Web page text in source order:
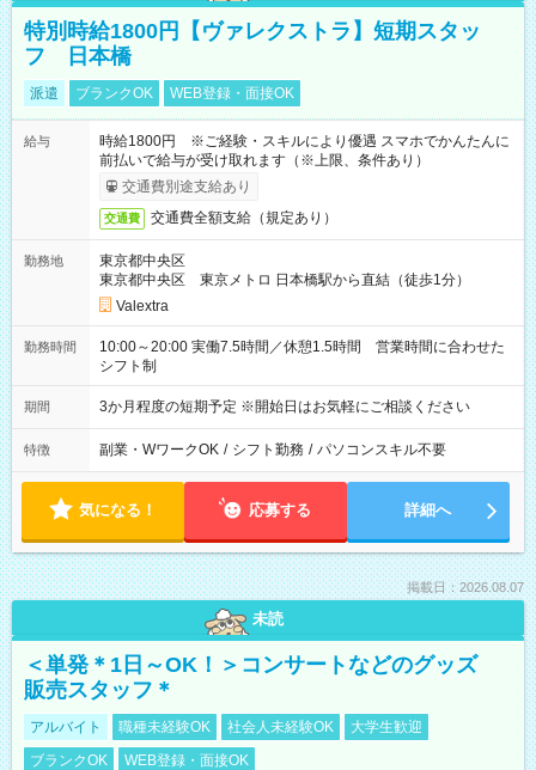
特別時給1800円【ヴァレクストラ】短期スタッ
フ 日本橋
派遣 ブランクOK WEB登録・面接OK
給与
時給1800円 ※ご経験・スキルにより優遇 スマホでかんたんに
前払いで給与が受け取れます（※上限、条件あり）
交通費別途支給あり
交通費 交通費全額支給（規定あり）
勤務地
東京都中央区
東京都中央区 東京メトロ 日本橋駅から直結（徒歩1分）
Valextra
勤務時間
10:00～20:00 実働7.5時間／休憩1.5時間 営業時間に合わせた
シフト制
期間 3か月程度の短期予定 ※開始日はお気軽にご相談ください
特徴 副業・WワークOK / シフト勤務 / パソコンスキル不要
気になる！ 応募する 詳細へ
掲載日：2026.08.07
未読
＜単発＊1日～OK！＞コンサートなどのグッズ
販売スタッフ＊
アルバイト 職種未経験OK 社会人未経験OK
大学生歓迎
ブランクOK
WEB登録・面接OK